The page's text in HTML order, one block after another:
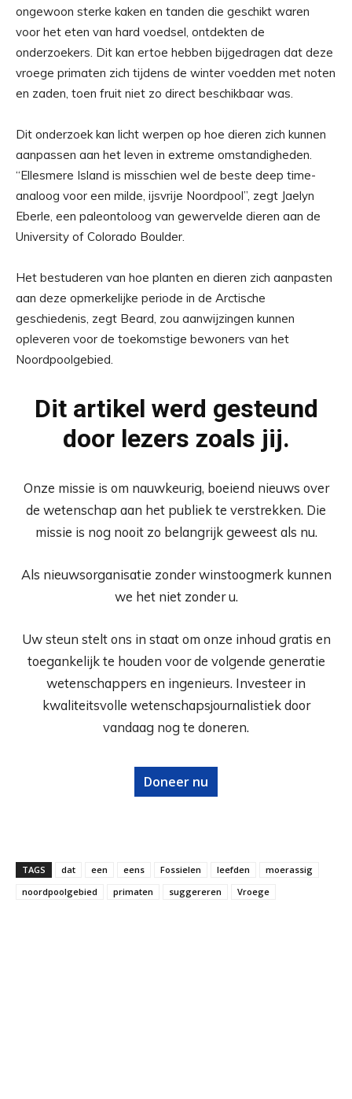
ongewoon sterke kaken en tanden die geschikt waren
voor het eten van hard voedsel, ontdekten de
onderzoekers. Dit kan ertoe hebben bijgedragen dat deze
vroege primaten zich tijdens de winter voedden met noten
en zaden, toen fruit niet zo direct beschikbaar was.
Dit onderzoek kan licht werpen op hoe dieren zich kunnen
aanpassen aan het leven in extreme omstandigheden.
“Ellesmere Island is misschien wel de beste deep time-
analoog voor een milde, ijsvrije Noordpool”, zegt Jaelyn
Eberle, een paleontoloog van gewervelde dieren aan de
University of Colorado Boulder.
Het bestuderen van hoe planten en dieren zich aanpasten
aan deze opmerkelijke periode in de Arctische
geschiedenis, zegt Beard, zou aanwijzingen kunnen
opleveren voor de toekomstige bewoners van het
Noordpoolgebied.
Dit artikel werd gesteund
door lezers zoals jij.
Onze missie is om nauwkeurig, boeiend nieuws over
de wetenschap aan het publiek te verstrekken. Die
missie is nog nooit zo belangrijk geweest als nu.
Als nieuwsorganisatie zonder winstoogmerk kunnen
we het niet zonder u.
Uw steun stelt ons in staat om onze inhoud gratis en
toegankelijk te houden voor de volgende generatie
wetenschappers en ingenieurs. Investeer in
kwaliteitsvolle wetenschapsjournalistiek door
vandaag nog te doneren.
Doneer nu
TAGS dat een eens Fossielen leefden
moerassig
noordpoolgebied
primaten suggereren Vroege